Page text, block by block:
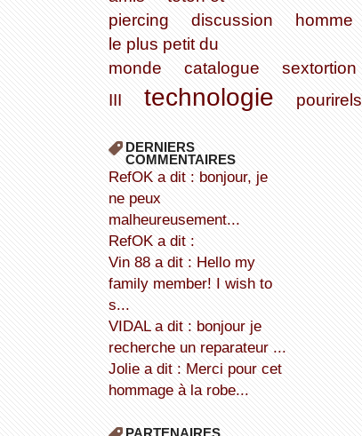
piercing
discussion
homme
le plus petit du
monde
catalogue sextortion
III
technologie pourirels
DERNIERS
COMMENTAIRES
refOK a dit : bonjour, je
ne peux
malheureusement...
refOK a dit :
Vin 88 a dit : Hello my
family member! I wish to
s...
VIDAL a dit : bonjour je
recherche un reparateur ...
Jolie a dit : Merci pour cet
hommage à la robe...